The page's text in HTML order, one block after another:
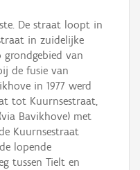
De straat loopt in
in zuidelijke
van
de fusie van
in 1977 werd
tot Kuurnsestraat,
Bavikhove) met
Kuurnsestraat
lopende
tussen Tielt en